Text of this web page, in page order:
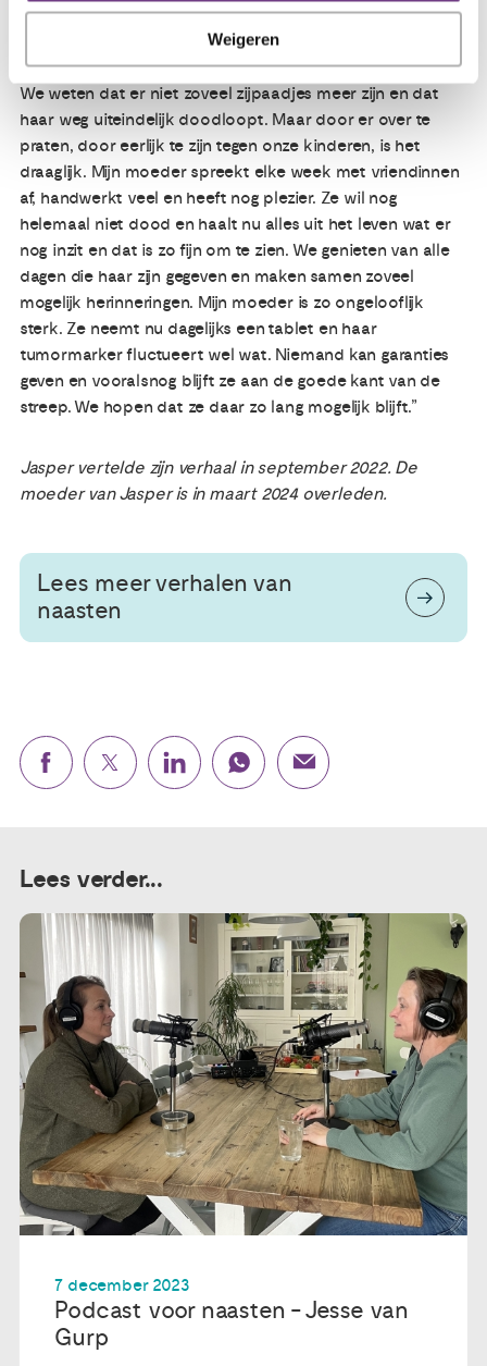
Weigeren
begeleiden in hun laatste fase is mooi om te doen.
Natuurlijk is het heel anders als het om mijn moeder gaat.
We weten dat er niet zoveel zijpaadjes meer zijn en dat
haar weg uiteindelijk doodloopt. Maar door er over te
praten, door eerlijk te zijn tegen onze kinderen, is het
draaglijk. Mijn moeder spreekt elke week met vriendinnen
af, handwerkt veel en heeft nog plezier. Ze wil nog
helemaal niet dood en haalt nu alles uit het leven wat er
nog inzit en dat is zo fijn om te zien. We genieten van alle
dagen die haar zijn gegeven en maken samen zoveel
mogelijk herinneringen. Mijn moeder is zo ongelooflijk
sterk. Ze neemt nu dagelijks een tablet en haar
tumormarker fluctueert wel wat. Niemand kan garanties
geven en vooralsnog blijft ze aan de goede kant van de
streep. We hopen dat ze daar zo lang mogelijk blijft.”
Jasper vertelde zijn verhaal in september 2022. De
moeder van Jasper is in maart 2024 overleden.
Lees meer verhalen van
naasten
Lees verder...
7 december 2023
Podcast voor naasten - Jesse van
Gurp